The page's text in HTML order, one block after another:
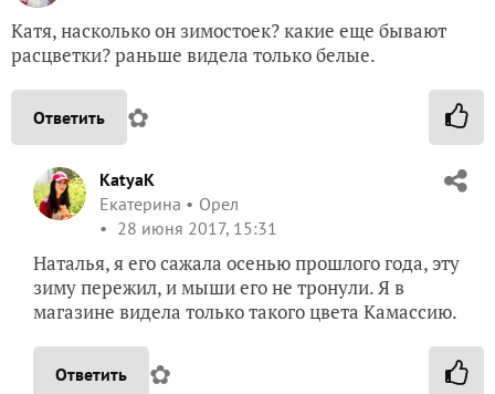
Катя, насколько он зимостоек? какие еще бывают
расцветки? раньше видела только белые.
Ответить ✿
KatyaK
Екатерина
Орел
28 июня 2017, 15:31
Наталья, я его сажала осенью прошлого года, эту
зиму пережил, и мыши его не тронули. Я в
магазине видела только такого цвета Камассию.
Ответить ✿